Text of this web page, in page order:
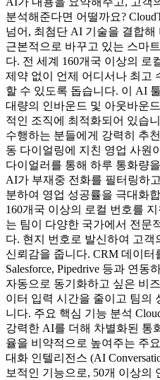
분석해준다면 어떨까요?
넘어, 최첨단 AI 기술을 결합
근본적으로 바꾸고 있는 스마
다. 전 세계 160개국 이상의 로
제약 없이 언제 어디서나 최고
할 수 있도록 돕습니다. 이 AI
대량의 인바운드 및 아웃바운
적인 조직에 최적화되어 있습
수행하는 분들에게 강력히 추
동 다이얼링에 지친 영업 사원
다이얼러를 통해 하루 통화량
AI가 부재중 전화를 필터링하
분하여 영업 성공률을 극대화
160개국 이상의 로컬 번호를
는 팀이 다양한 국가에서 전문
다. 현지 번호로 발신하여 고
신뢰감을 줍니다. CRM 데이터
Salesforce, Pipedrive 등과 연
자동으로 동기화하고 싶은 비
이터 입력 시간을 줄이고 팀의
니다. 주요 핵심 기능 분석
강력한 AI를 더해 차별화된 통
율을 비약적으로 높여주는 주
대화 인텔리전스 (AI
보적인 기능으로, 50개 이상의